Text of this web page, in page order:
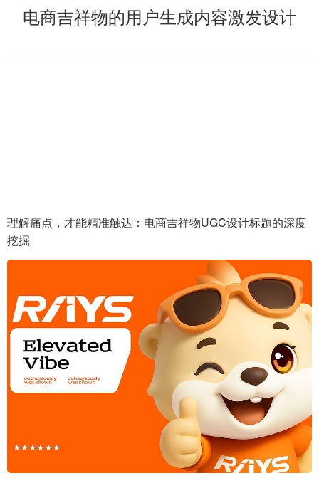
电商吉祥物的用户生成内容激发设计
理解痛点，才能精准触达：电商吉祥物UGC设计标题的深度
挖掘